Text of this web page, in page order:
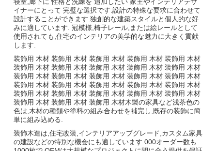
イナーにとって 完璧な選択です.設計の特殊な要求に合わせて
設計することができます.独創的な建築スタイルと個人的な好
みに適しています. 冠模様,椅子レール,または絵レールとして
使用されても,住宅のインテリアの美学的な魅力に大きく貢献
します.
装飾用 木材 装飾用 木材 装飾用 木材 装飾用 木材 装飾用 木材
装飾用 木材 装飾用 木材 装飾用 木材 装飾用 木材 装飾用 木材
装飾用 木材 装飾用 木材 装飾用 木材 装飾用 木材 装飾用 木材
装飾用 木材 装飾用 木材 装飾用 木材 装飾用 木材 装飾用 木材
装飾用 木材 装飾用 木材 装飾用 木材 装飾用 木材 装飾用 木材
装飾用 木材 装飾用 木材 装飾用 木材木製の家具など浅茶色の
色は,木材の種類や塗料の組み合わせを補完し,既存の装飾に簡
単に組み込める.
装飾木造は,住宅改装,インテリアアップグレード,カスタム家具
の建設などの特別な機会にも適しています.000オーダー数も